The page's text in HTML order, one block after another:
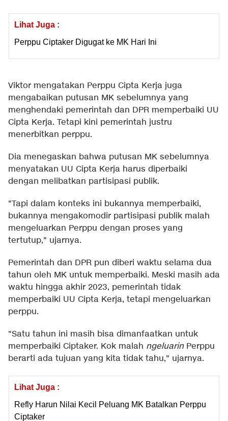
Lihat Juga :
Perppu Ciptaker Digugat ke MK Hari Ini
Viktor mengatakan Perppu Cipta Kerja juga
mengabaikan putusan MK sebelumnya yang
menghendaki pemerintah dan DPR memperbaiki UU
Cipta Kerja. Tetapi kini pemerintah justru
menerbitkan perppu.
Dia menegaskan bahwa putusan MK sebelumnya
menyatakan UU Cipta Kerja harus diperbaiki
dengan melibatkan partisipasi publik.
"Tapi dalam konteks ini bukannya memperbaiki,
bukannya mengakomodir partisipasi publik malah
mengeluarkan Perppu dengan proses yang
tertutup," ujarnya.
Pemerintah dan DPR pun diberi waktu selama dua
tahun oleh MK untuk memperbaiki. Meski masih ada
waktu hingga akhir 2023, pemerintah tidak
memperbaiki UU Cipta Kerja, tetapi mengeluarkan
perppu.
"Satu tahun ini masih bisa dimanfaatkan untuk
memperbaiki Ciptaker. Kok malah ngeluarin Perppu
berarti ada tujuan yang kita tidak tahu," ujarnya.
Lihat Juga :
Refly Harun Nilai Kecil Peluang MK Batalkan Perppu
Ciptaker